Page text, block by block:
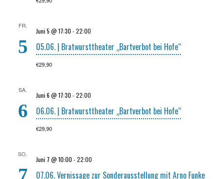
FR.
5 05.06. | Brat­wurst­thea­ter „Bart­ver­bot bei Hofe“
Juni 5 @ 17:30 -22:00
€29,90
SA.
6 06.06. | Brat­wurst­thea­ter „Bart­ver­bot bei Hofe“
Juni 6 @ 17:30 -22:00
€29,90
SO.
07.06. Ver­nis­sa­ge zur Son­der­aus­stel­lung mit Arno Fun­ke
Juni 7 @ 10:00 -22:00